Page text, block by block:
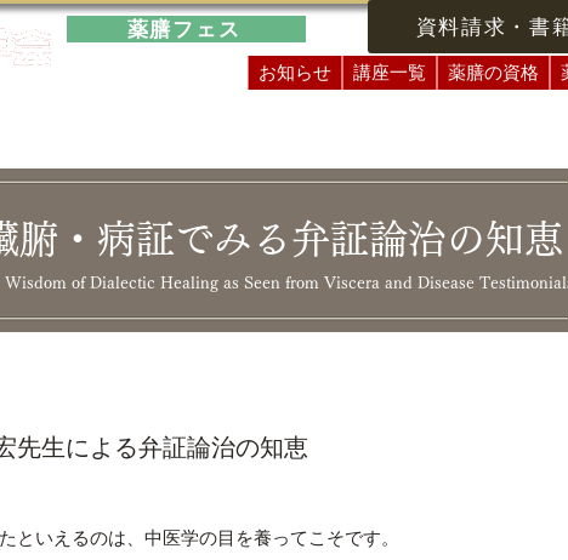
薬膳フェス 資料請求・書
お知らせ 講座一覧 薬膳の資格
腑・病証でみる弁証論治の知恵
Wisdom of Dialectic Healing as Seen from Viscera and Disease
先生による弁証論治の知恵
といえるのは、中医学の目を養ってこそです。